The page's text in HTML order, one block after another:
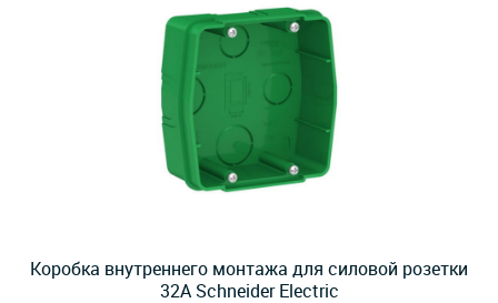
Коробка внутреннего монтажа для силовой розетки
32А Schneider Electric